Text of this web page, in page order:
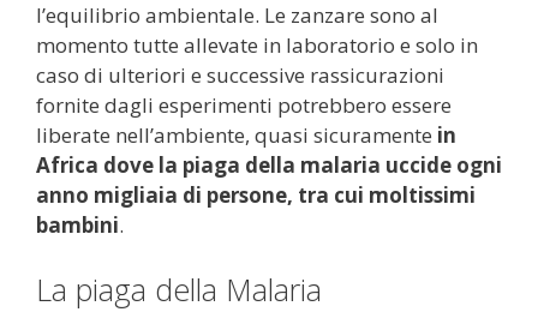
l’equilibrio ambientale. Le zanzare sono al
momento tutte allevate in laboratorio e solo in
caso di ulteriori e successive rassicurazioni
fornite dagli esperimenti potrebbero essere
liberate nell’ambiente, quasi sicuramente in
Africa dove la piaga della malaria uccide ogni
anno migliaia di persone, tra cui moltissimi
bambini.
La piaga della Malaria